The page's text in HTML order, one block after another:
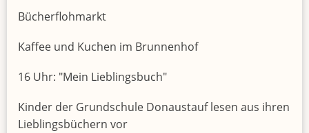
Bücherflohmarkt
Kaffee und Kuchen im Brunnenhof
16 Uhr: "Mein Lieblingsbuch"
Kinder der Grundschule Donaustauf lesen aus ihren
Lieblingsbüchern vor